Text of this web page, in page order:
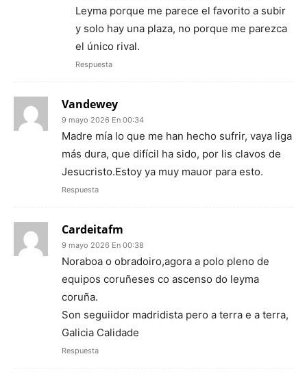
Leyma porque me parece el favorito a subir
y solo hay una plaza, no porque me parezca
el único rival.
Respuesta
Vandewey
9 mayo 2026 En 00:34
Madre mía lo que me han hecho sufrir, vaya liga
más dura, que difícil ha sido, por lis clavos de
Jesucristo.Estoy ya muy mauor para esto.
Respuesta
Cardeitafm
9 mayo 2026 En 00:38
Noraboa o obradoiro,agora a polo pleno de
equipos coruñeses co ascenso do leyma
coruña.
Son seguiidor madridista pero a terra e a terra,
Galicia Calidade
Respuesta